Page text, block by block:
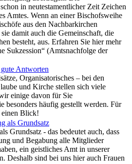
in neutestamentlicher Zeit Zeichen
Amtes. Wenn an einer Bischofsweihe
aus den Nachbarkirchen
damit auch die Gemeinschaft, die
besteht, aus. Erfahren Sie hier mehr
Sukzession“ (Amtsnachfolge der
Antworten
Organisatorisches – bei den
und Kirche stellen sich viele
einige davon für Sie
besonders häufig gestellt werden. Für
einen Blick!
als Grundsatz
Grundsatz - das bedeutet auch, dass
und Begabung alle Mitglieder
ein geistliches Amt in unserer
Deshalb sind bei uns hier auch Frauen